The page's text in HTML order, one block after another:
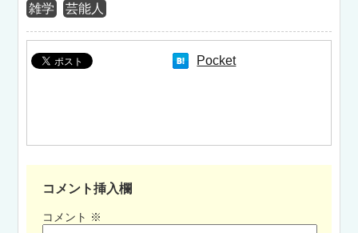
雑学 芸能人
Pocket
コメント挿入欄
コメント ※